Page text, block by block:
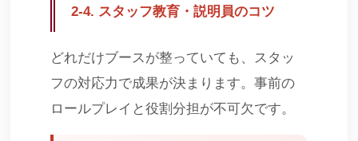
2-4. スタッフ教育・説明員のコツ
どれだけブースが整っていても、スタッ
フの対応力で成果が決まります。事前の
ロールプレイと役割分担が不可欠です。